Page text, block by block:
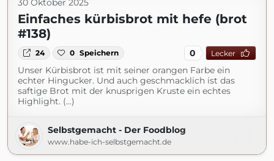
30 Oktober 2025
Einfaches kürbisbrot mit hefe (brot
#138)
24 0 Speichern 0 Lecker
Unser Kürbisbrot ist mit seiner orangen Farbe ein
echter Hingucker. Und auch geschmacklich ist das
saftige Brot mit der knusprigen Kruste ein echtes
Highlight. (...)
Selbstgemacht - Der Foodblog
www.habe-ich-selbstgemacht.de